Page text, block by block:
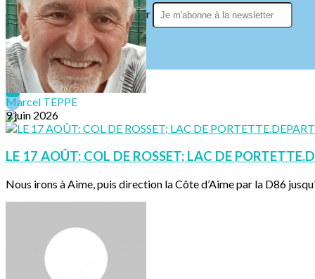
Je m'abonne à la newsletter
OK
Marcel TEPPE
9 juin 2026
LE 17 AOÛT: COL DE ROSSET; LAC DE
Nous irons à Aime, puis direction la Côte d’Aime par la D86